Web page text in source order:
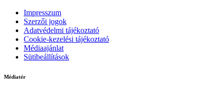
Impresszum
Szerzői jogok
Adatvédelmi tájékoztató
Cookie-kezelési tájékoztató
Médiaajánlat
Sütibeállítások
Médiatér